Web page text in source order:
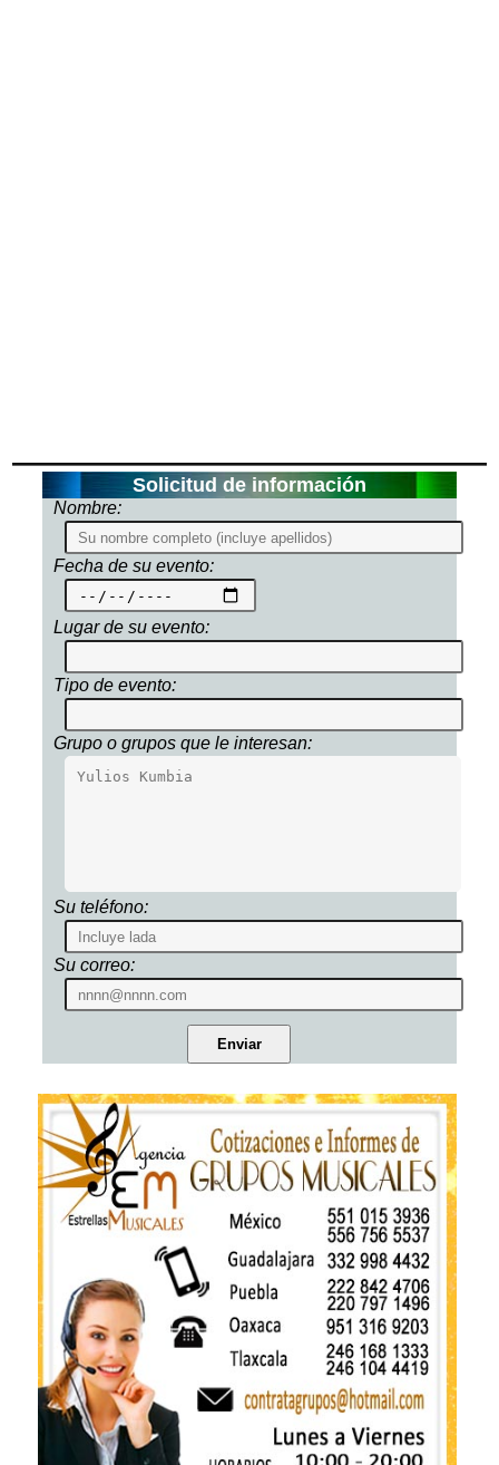
Solicitud de información
Nombre:
Fecha de su evento:
Lugar de su evento:
Tipo de evento:
Grupo o grupos que le interesan:
Su teléfono:
Su correo: